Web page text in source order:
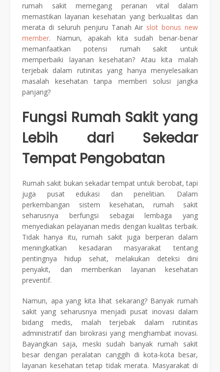
rumah sakit memegang peranan vital dalam
memastikan layanan kesehatan yang berkualitas dan
merata di seluruh penjuru Tanah Air slot bonus new
member. Namun, apakah kita sudah benar-benar
memanfaatkan potensi rumah sakit untuk
memperbaiki layanan kesehatan? Atau kita malah
terjebak dalam rutinitas yang hanya menyelesaikan
masalah kesehatan tanpa memberi solusi jangka
panjang?
Fungsi Rumah Sakit yang
Lebih dari Sekedar
Tempat Pengobatan
Rumah sakit bukan sekadar tempat untuk berobat, tapi
juga pusat edukasi dan penelitian. Dalam
perkembangan sistem kesehatan, rumah sakit
seharusnya berfungsi sebagai lembaga yang
menyediakan pelayanan medis dengan kualitas terbaik.
Tidak hanya itu, rumah sakit juga berperan dalam
meningkatkan kesadaran masyarakat tentang
pentingnya hidup sehat, melakukan deteksi dini
penyakit, dan memberikan layanan kesehatan
preventif.
Namun, apa yang kita lihat sekarang? Banyak rumah
sakit yang seharusnya menjadi pusat inovasi dalam
bidang medis, malah terjebak dalam rutinitas
administratif dan birokrasi yang menghambat inovasi.
Bayangkan saja, meski sudah banyak rumah sakit
besar dengan peralatan canggih di kota-kota besar,
layanan kesehatan tetap tidak merata. Masyarakat di